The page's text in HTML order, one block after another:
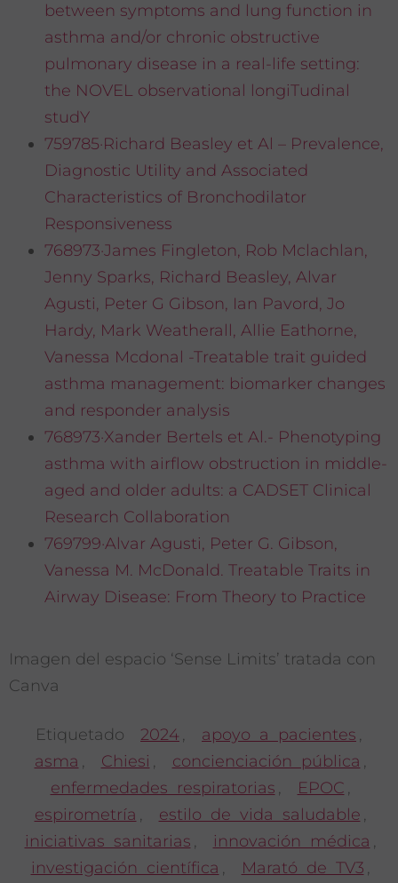
between symptoms and lung function in
asthma and/or chronic obstructive
pulmonary disease in a real-life setting:
the NOVEL observational longiTudinal
studY
759785·Richard Beasley et Al – Prevalence,
Diagnostic Utility and Associated
Characteristics of Bronchodilator
Responsiveness
768973·James Fingleton, Rob Mclachlan,
Jenny Sparks, Richard Beasley, Alvar
Agusti, Peter G Gibson, Ian Pavord, Jo
Hardy, Mark Weatherall, Allie Eathorne,
Vanessa Mcdonal -Treatable trait guided
asthma management: biomarker changes
and responder analysis
768973·Xander Bertels et Al.- Phenotyping
asthma with airflow obstruction in middle-
aged and older adults: a CADSET Clinical
Research Collaboration
769799·Alvar Agusti, Peter G. Gibson,
Vanessa M. McDonald. Treatable Traits in
Airway Disease: From Theory to Practice
Imagen del espacio ‘Sense Limits’ tratada con
Canva
Etiquetado 2024 , apoyo a pacientes ,
asma , Chiesi , concienciación pública ,
enfermedades respiratorias , EPOC ,
espirometría , estilo de vida saludable ,
iniciativas sanitarias , innovación médica ,
investigación científica , Marató de TV3 ,